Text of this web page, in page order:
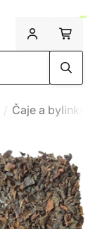
Čaje a bylinky